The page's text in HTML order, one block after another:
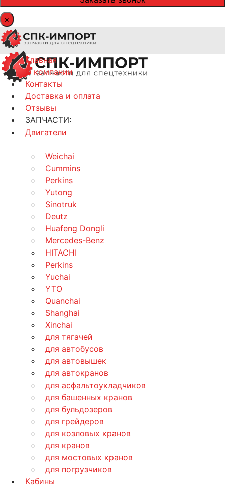
×
Главная
О компании
Контакты
Доставка и оплата
Отзывы
ЗАПЧАСТИ:
Двигатели
Weichai
Cummins
Perkins
Yutong
Sinotruk
Deutz
Huafeng Dongli
Mercedes-Benz
HITACHI
Perkins
Yuchai
YTO
Quanchai
Shanghai
Xinchai
для тягачей
для автобусов
для автовышек
для автокранов
для асфальтоукладчиков
для башенных кранов
для бульдозеров
для грейдеров
для козловых кранов
для кранов
для мостовых кранов
для погрузчиков
Кабины